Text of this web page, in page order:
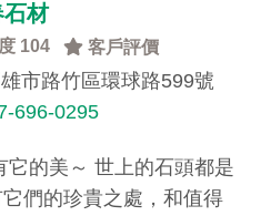
材
104 客戶評價
市路竹區環球路599號
696-0295
它的美～ 世上的石頭都是
們的珍貴之處，和值得